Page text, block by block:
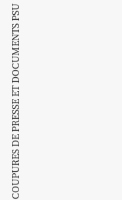
COUPURES DE PRESSE ET DOCUMENTS PSU